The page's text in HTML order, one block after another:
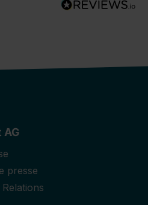
AG
presse